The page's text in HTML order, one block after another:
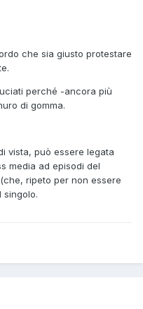
che sia giusto protestare
perché -ancora più
di gomma.
vista, può essere legata
media ad episodi del
ripeto per non essere
singolo.